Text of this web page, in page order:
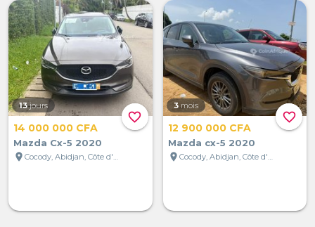
favorite_border
13 jours
14 000 000 CFA
Mazda Cx-5 2020
location_on
Cocody, Abidjan, Côte d'Ivoire
favorite_border
3 mois
12 900 000 CFA
Mazda cx-5 2020
location_on
Cocody, Abidjan, Côte d'Ivoire